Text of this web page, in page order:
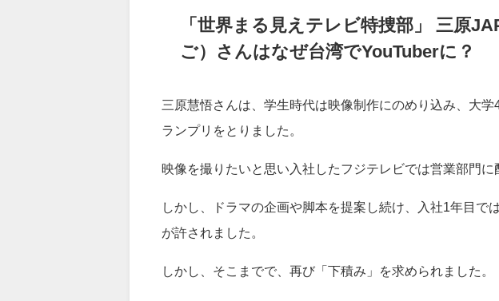
「世界まる見えテレビ特捜部」 三原
ご）さんはなぜ台湾でYouTuberに？
三原慧悟さんは、学生時代は映像制作にのめり込み、大
ランプリをとりました。
映像を撮りたいと思い入社したフジテレビでは営業部門に
しかし、ドラマの企画や脚本を提案し続け、入社1年目で
が許されました。
しかし、そこまでで、再び「下積み」を求められました。